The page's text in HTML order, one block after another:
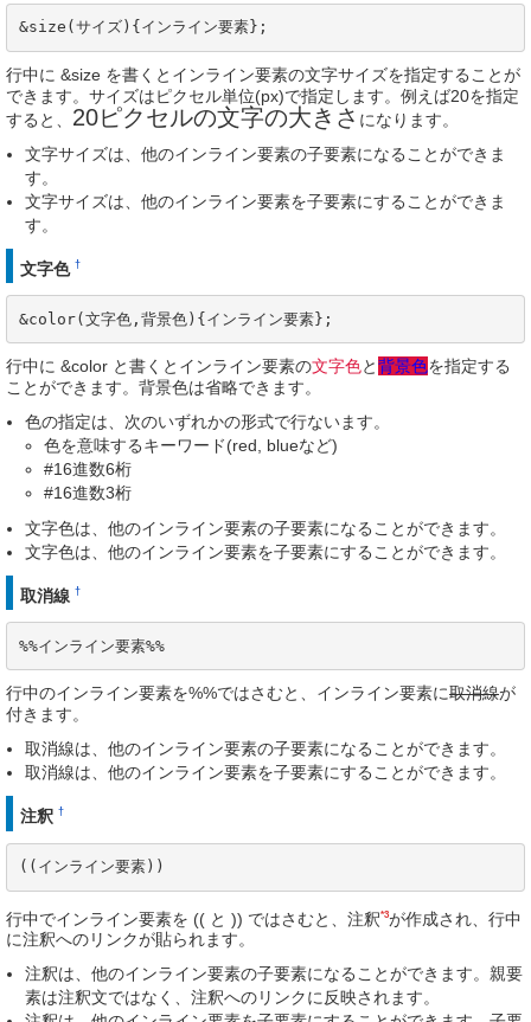
&size(サイズ){インライン要素};
行中に &size を書くとインライン要素の文字サイズを指定することが
できます。サイズはピクセル単位(px)で指定します。例えば20を指定
すると、 20ピクセルの文字の大きさ になります。
文字サイズは、他のインライン要素の子要素になることができま
す。
文字サイズは、他のインライン要素を子要素にすることができま
す。
文字色 †
&color(文字色,背景色){インライン要素};
行中に &color と書くとインライン要素の文字色と背景色を指定する
ことができます。背景色は省略できます。
色の指定は、次のいずれかの形式で行ないます。
色を意味するキーワード(red, blueなど)
#16進数6桁
#16進数3桁
文字色は、他のインライン要素の子要素になることができます。
文字色は、他のインライン要素を子要素にすることができます。
取消線 †
%%インライン要素%%
行中のインライン要素を%%ではさむと、インライン要素に取消線が
付きます。
取消線は、他のインライン要素の子要素になることができます。
取消線は、他のインライン要素を子要素にすることができます。
注釈 †
((インライン要素))
行中でインライン要素を (( と )) ではさむと、注釈*3が作成され、行中
に注釈へのリンクが貼られます。
注釈は、他のインライン要素の子要素になることができます。親要
素は注釈文ではなく、注釈へのリンクに反映されます。